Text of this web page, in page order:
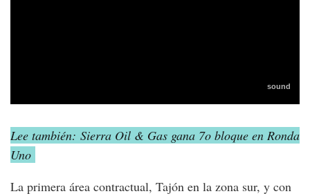
Lee también: Sierra Oil & Gas gana 7o bloque en Ronda
Uno
La primera área contractual, Tajón en la zona sur, y con